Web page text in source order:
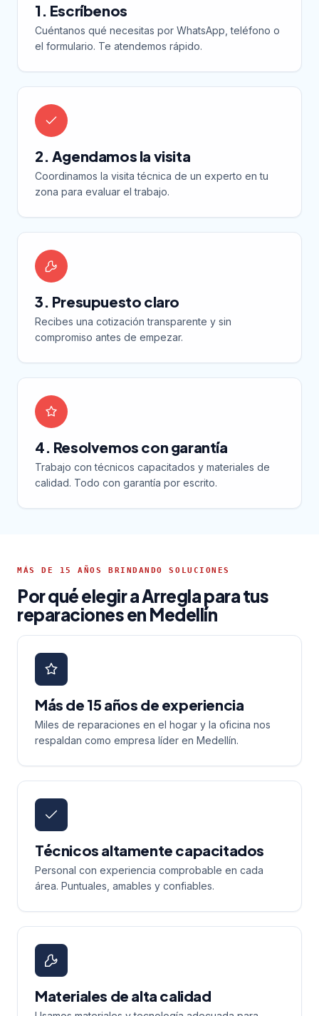
1. Escríbenos
Cuéntanos qué necesitas por WhatsApp, teléfono o
el formulario. Te atendemos rápido.
2. Agendamos la visita
Coordinamos la visita técnica de un experto en tu
zona para evaluar el trabajo.
3. Presupuesto claro
Recibes una cotización transparente y sin
compromiso antes de empezar.
4. Resolvemos con garantía
Trabajo con técnicos capacitados y materiales de
calidad. Todo con garantía por escrito.
MÁS DE 15 AÑOS BRINDANDO SOLUCIONES
Por qué elegir a Arregla para tus
reparaciones en Medellín
Más de 15 años de experiencia
Miles de reparaciones en el hogar y la oficina nos
respaldan como empresa líder en Medellín.
Técnicos altamente capacitados
Personal con experiencia comprobable en cada
área. Puntuales, amables y confiables.
Materiales de alta calidad